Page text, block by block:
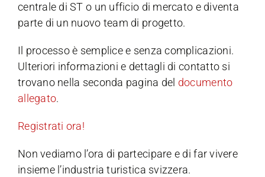
centrale di ST o un ufficio di mercato e diventa
parte di un nuovo team di progetto.
Il processo è semplice e senza complicazioni.
Ulteriori informazioni e dettagli di contatto si
trovano nella seconda pagina del documento
allegato.
Registrati ora!
Non vediamo l’ora di partecipare e di far vivere
insieme l’industria turistica svizzera.